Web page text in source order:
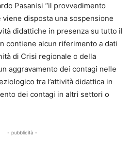
Pasanisi “il provvedimento
disposta una sospensione
didattiche in presenza su tutto il
contiene alcun riferimento a dati
di Crisi regionale o della
aggravamento dei contagi nelle
tra l’attività didattica in
dei contagi in altri settori o
- pubblicità -